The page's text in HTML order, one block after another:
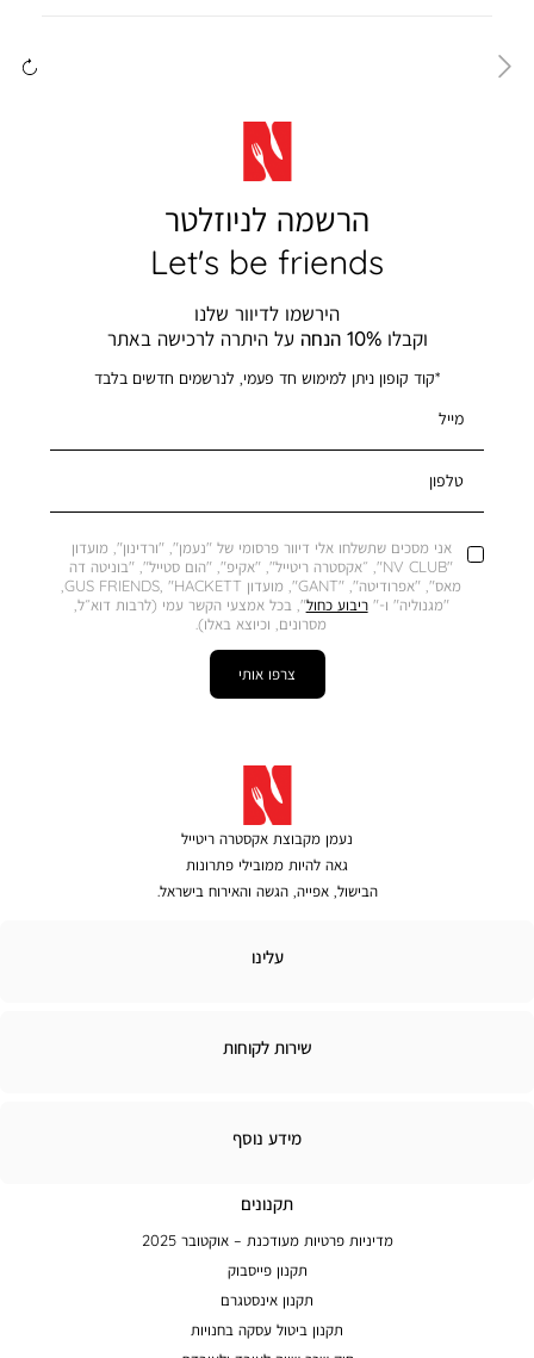
הרשמה לניוזלטר
Let's be friends
הירשמו לדיוור שלנו
וקבלו10% הנחה על היתרה לרכישה באתר
*קוד קופון ניתן למימוש חד פעמי, לנרשמים חדשים בלבד
מייל
טלפון
אני מסכים שתשלחו אלי דיוור פרסומי של "נעמן", "ורדינון", מועדון
"NV CLUB", ״אקסטרה ריטייל", "אקיפ", "הום סטייל", "בוניטה דה
מאס", "אפרודיטה", "GANT", מועדון GUS FRIENDS, "HACKETT,
"מגנוליה" ו-" ריבוע כחול", בכל אמצעי הקשר עמי (לרבות דוא״ל,
מסרונים, וכיוצא באלו).
צרפו אותי
נעמן מקבוצת אקסטרה ריטייל
גאה להיות ממובילי פתרונות
הבישול, אפייה, הגשה והאירוח בישראל.
עלינו
שירות לקוחות
מידע
מידע נוסף
תקנונים
מדיניות פרטיות מעודכנת – אוקטובר 2025
תקנון פייסבוק
תקנון אינסטגרם
תקנון ביטול עסקה בחנויות